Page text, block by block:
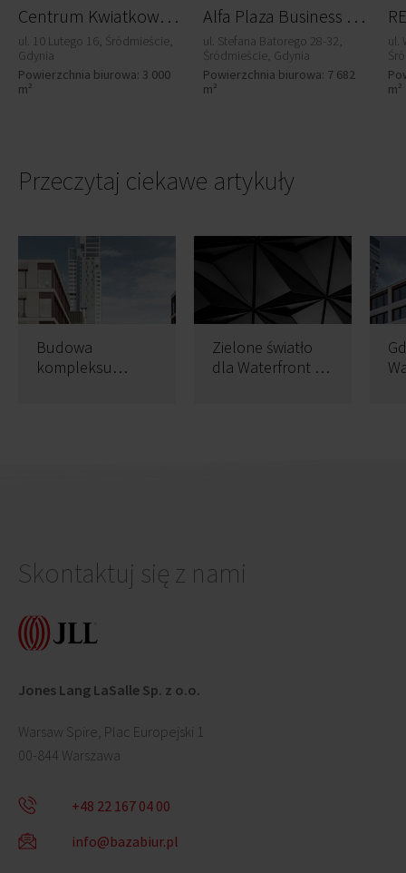
C
entrum Kwiatkowskiego
ul. 10 Lutego 16, Śródmieście,
Gdynia
Powierzchnia biurowa: 3 000
m²
A
lfa Plaza Business Center
ul. Stefana Batorego 28-32,
Śródmieście, Gdynia
Powierzchnia biurowa: 7 682
m²
ul.
m²
Przeczytaj ciekawe artykuły
Budowa
kompleksu
Zielone światło
dla Waterfront II
Skontaktuj się z nami
Jones Lang LaSalle Sp. z o.o.
Warsaw Spire, Plac Europejski 1
00-844 Warszawa
+48 22 167 04 00
info@bazabiur.pl